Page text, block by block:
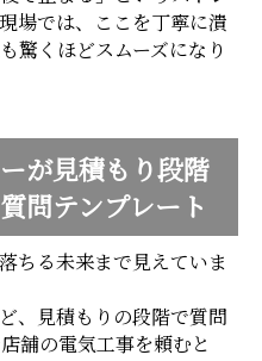
場では、ここを丁寧に潰
驚くほどスムーズになり
が見積もり段階
問テンプレート
ちる未来まで見えていま
、見積もりの段階で質問
舗の電気工事を頼むと